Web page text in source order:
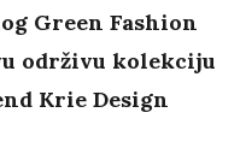
Green Fashion
održivu kolekciju
Krie Design